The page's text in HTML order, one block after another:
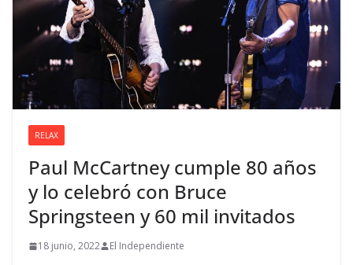
RELAX
Paul McCartney cumple 80 años
y lo celebró con Bruce
Springsteen y 60 mil invitados
18 junio, 2022 El Independiente